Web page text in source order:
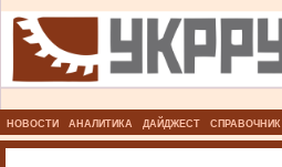
НОВОСТИ АНАЛИТИКА ДАЙДЖЕСТ СПРАВОЧНИК